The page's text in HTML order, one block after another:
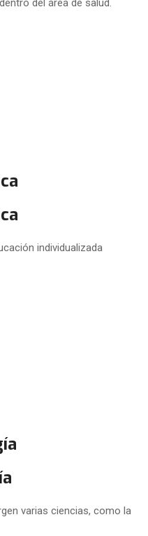
del área de salud.
individualizada
varias ciencias, como la